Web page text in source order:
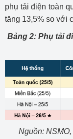
phụ tải điện toàn
tăng 13,5% so với
Bảng 2: Phụ tải
Nguồn: